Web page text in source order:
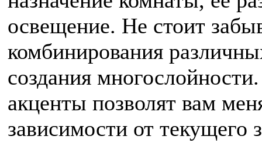
освещение. Не стоит
комбинирования
создания
акценты позволят вам
зависимости от текущего